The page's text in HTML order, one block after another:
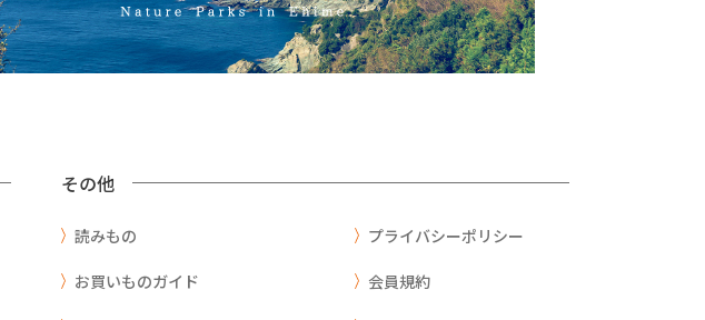
その他
読みもの
お買いものガイド
プライバシーポリシー
会員規約